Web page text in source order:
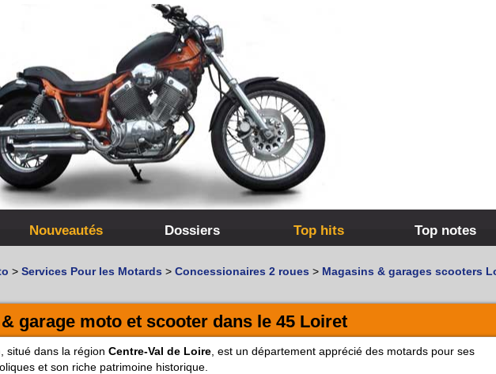
Nouveautés Dossiers Top hits Top notes
> Services Pour les Motards > Concessionaires 2 roues > Magasins & garages scooters
garage moto et scooter dans le 45 Loiret
, situé dans la région Centre-Val de Loire , est un département apprécié des motards pour ses
et son riche patrimoine historique.